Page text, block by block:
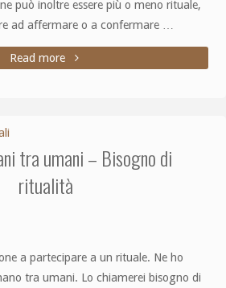
può inoltre essere più o meno rituale,
ad affermare o a confermare …
Read more
tra umani – Bisogno di
ritualità
a partecipare a un rituale. Ne ho
tra umani. Lo chiamerei bisogno di